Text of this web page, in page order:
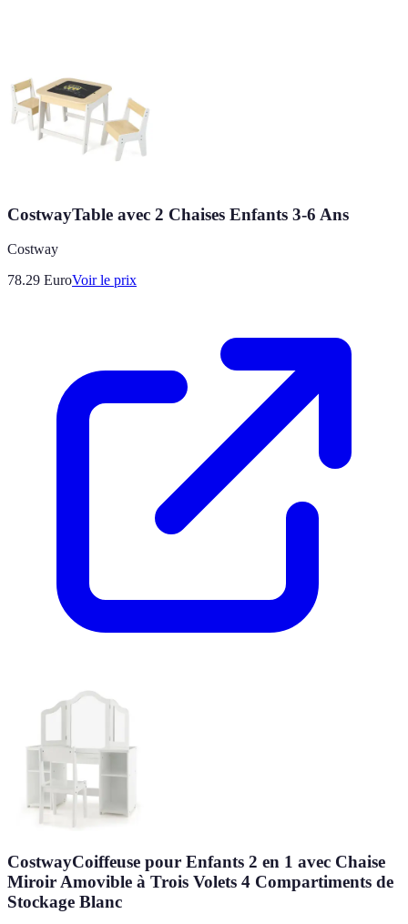
CostwayTable avec 2 Chaises Enfants 3-6 Ans
Costway
78.29 EuroVoir le prix
CostwayCoiffeuse pour Enfants 2 en 1 avec Chaise
Miroir Amovible à Trois Volets 4 Compartiments de
Stockage Blanc